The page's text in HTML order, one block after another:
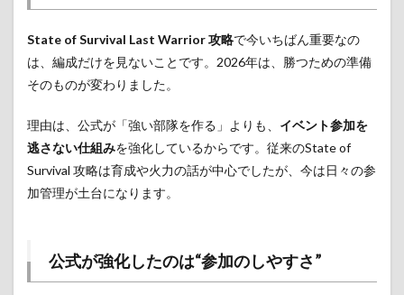
State of Survival Last Warrior 攻略で今いちばん重要なの
は、編成だけを見ないことです。2026年は、勝つための準備
そのものが変わりました。
理由は、公式が「強い部隊を作る」よりも、 イベント参加を
逃さない仕組みを強化しているからです。従来のState of
Survival 攻略は育成や火力の話が中心でしたが、今は日々の参
加管理が土台になります。
公式が強化したのは“参加のしやすさ”